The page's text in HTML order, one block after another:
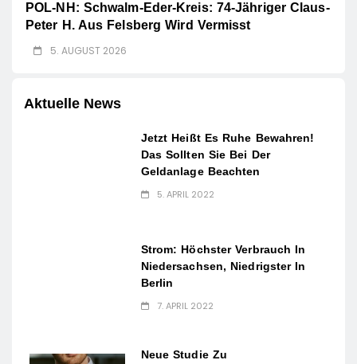
POL-NH: Schwalm-Eder-Kreis: 74-Jähriger Claus-
Peter H. Aus Felsberg Wird Vermisst
5. AUGUST 2026
Aktuelle News
Jetzt Heißt Es Ruhe Bewahren!
Das Sollten Sie Bei Der
Geldanlage Beachten
5. APRIL 2022
Strom: Höchster Verbrauch In
Niedersachsen, Niedrigster In
Berlin
7. APRIL 2022
Neue Studie Zu